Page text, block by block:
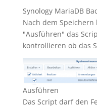
Synology MariaDB
Nach dem
"Ausführen" das
kontrollieren ob das
Ausführen
Das Script darf den